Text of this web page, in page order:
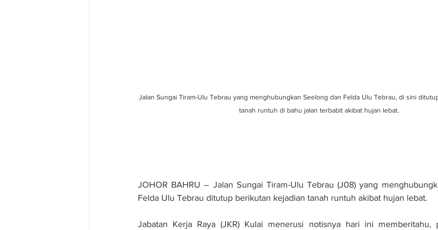
Jalan Sungai Tiram-Ulu Tebrau yang menghubungkan Seelong dan Felda Ulu Tebrau, di sini
tanah runtuh di bahu jalan terbabit akibat hujan lebat.
JOHOR BAHRU – Jalan Sungai Tiram-Ulu Tebrau (J08) yang
Felda Ulu Tebrau ditutup berikutan kejadian tanah runtuh akibat hujan lebat.
Jabatan Kerja Raya (JKR) Kulai menerusi notisnya hari ini memberitahu,